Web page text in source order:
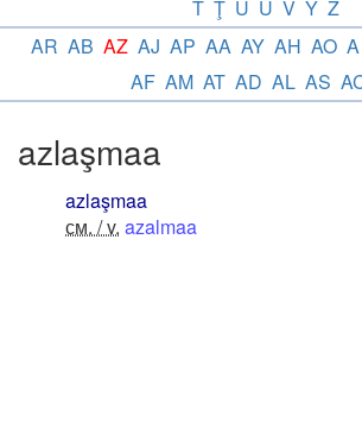
T Ţ U Ü V Y Z
AR AB AZ AJ AP AA AY AH AO A
AF AM AT AD AL AS
azlaşmaa
azlaşmaa
см. / v. azalmaa